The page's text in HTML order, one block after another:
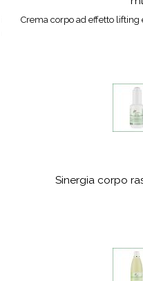
Crema corpo ad effetto lifting
Sinergia corpo